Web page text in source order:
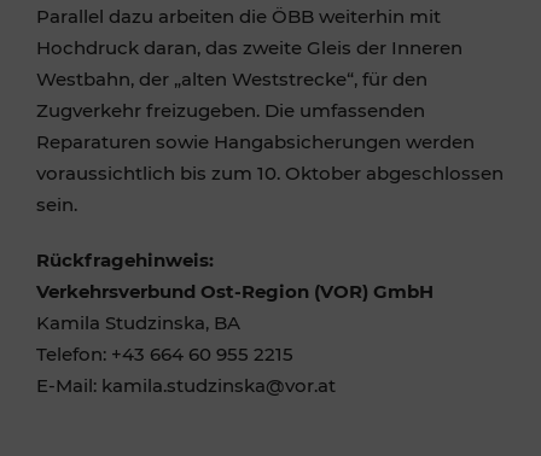
Parallel dazu arbeiten die ÖBB weiterhin mit
Hochdruck daran, das zweite Gleis der Inneren
Westbahn, der „alten Weststrecke“, für den
Zugverkehr freizugeben. Die umfassenden
Reparaturen sowie Hangabsicherungen werden
voraussichtlich bis zum 10. Oktober abgeschlossen
sein.
Rückfragehinweis:
Verkehrsverbund Ost-Region (VOR) GmbH
Kamila Studzinska, BA
Telefon: +43 664 60 955 2215
E-Mail: kamila.studzinska@vor.at